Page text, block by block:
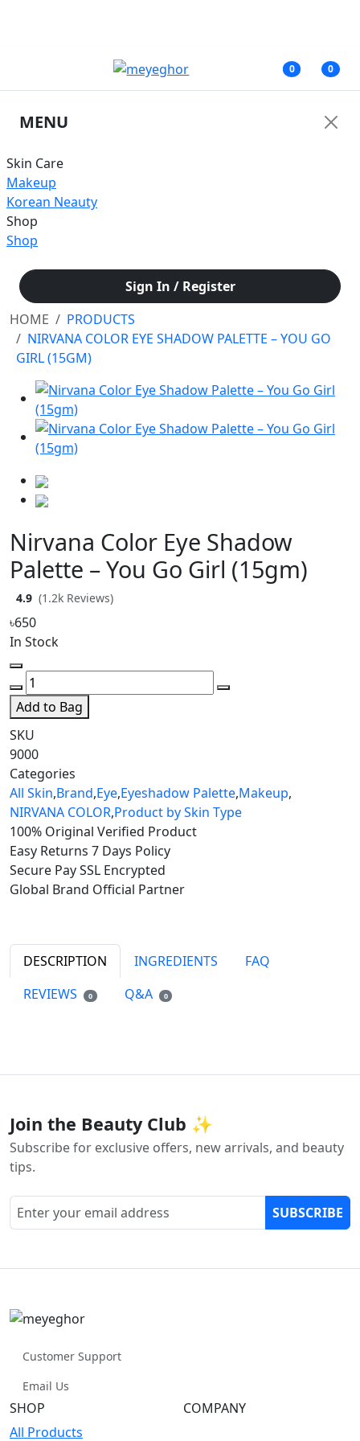
0 0
MENU
Skin Care
Makeup
Korean Neauty
Shop
Shop
Sign In / Register
HOME
PRODUCTS
NIRVANA COLOR EYE SHADOW PALETTE – YOU GO
GIRL (15GM)
Nirvana Color Eye Shadow
Palette – You Go Girl (15gm)
4.9 (1.2k Reviews)
৳650
In Stock
Add to Bag
SKU
9000
Categories
All Skin,Brand,Eye,Eyeshadow Palette,Makeup,
NIRVANA COLOR,Product by Skin Type
100% Original Verified Product
Easy Returns 7 Days Policy
Secure PaySSL Encrypted
Global Brand Official Partner
DESCRIPTION INGREDIENTS
FAQ
REVIEWS
0 Q&A 0
Join the Beauty Club ✨
Subscribe for exclusive offers, new arrivals, and beauty
tips.
SUBSCRIBE
Customer Support
Email Us
SHOP
All Products
COMPANY